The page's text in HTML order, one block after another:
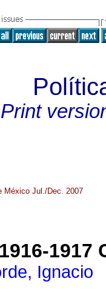
Print
México Jul./Dec. 2007
1917
Ignacio